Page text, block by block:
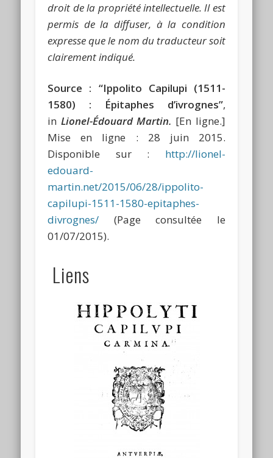
droit de la propriété intellectuelle. Il est
permis de la diffuser, à la condition
expresse que le nom du traducteur soit
clairement indiqué.
Source : “Ippolito Capilupi (1511-
1580) : Épitaphes d’ivrognes”,
in Lionel-Édouard Martin. [En ligne.]
Mise en ligne : 28 juin 2015.
Disponible sur : http://lionel-
edouard-
martin.net/2015/06/28/ippolito-
capilupi-1511-1580-epitaphes-
divrognes/ (Page consultée le
01/07/2015).
Liens